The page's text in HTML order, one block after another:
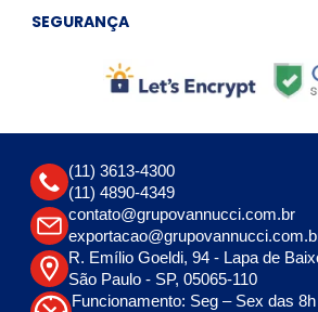
SEGURANÇA
(11) 3613-4300
(11) 4890-4349
contato@grupovannucci.com.br
R. Emílio Goeldi, 94 - Lapa de
São Paulo - SP, 05065-110
Funcionamento: Seg – Sex das